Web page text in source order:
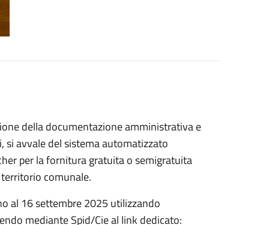
della documentazione amministrativa e
si avvale del sistema automatizzato
per la fornitura gratuita o semigratuita
comunale.
al 16 settembre 2025 utilizzando
mediante Spid/Cie al link dedicato: